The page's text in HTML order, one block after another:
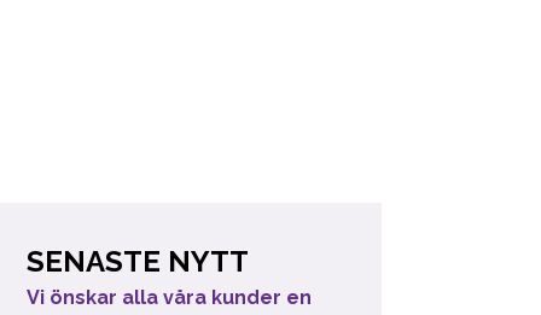
SENASTE NYTT
Vi önskar alla våra kunder en